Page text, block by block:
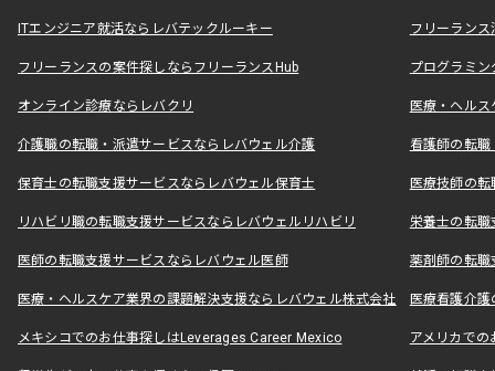
ITエンジニア就活ならレバテックルーキー フリーラン
フリーランスの案件探しならフリーランスHub プログラミ
オンライン診療ならレバクリ 医療・ヘル
介護職の転職・派遣サービスならレバウェル介護 看護師の転
保育士の転職支援サービスならレバウェル保育士 医療技師の
リハビリ職の転職支援サービスならレバウェルリハビリ 栄養士の転
医師の転職支援サービスならレバウェル医師 薬剤師の転
医療・ヘルスケア業界の課題解決支援ならレバウェル株式会社 医療看護介
メキシコでのお仕事探しはLeverages Career Mexico アメリカで